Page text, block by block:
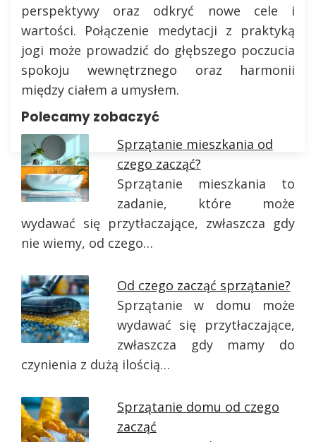
perspektywy oraz odkryć nowe cele i
wartości. Połączenie medytacji z praktyką
jogi może prowadzić do głębszego poczucia
spokoju wewnętrznego oraz harmonii
między ciałem a umysłem.
Polecamy zobaczyć
Sprzątanie mieszkania od
czego zacząć?
Sprzątanie mieszkania to
zadanie, które może
wydawać się przytłaczające, zwłaszcza gdy
nie wiemy, od czego…
Od czego zacząć sprzątanie?
Sprzątanie w domu może
wydawać się przytłaczające,
zwłaszcza gdy mamy do
czynienia z dużą ilością…
Sprzątanie domu od czego
zacząć